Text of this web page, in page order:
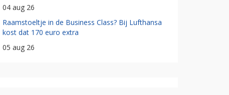
04 aug 26
Raamstoeltje in de Business Class? Bij Lufthansa
kost dat 170 euro extra
05 aug 26